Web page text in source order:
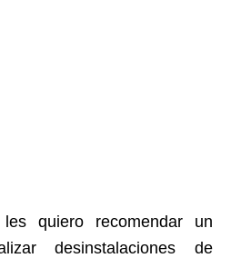
quiero recomendar un
desinstalaciones de